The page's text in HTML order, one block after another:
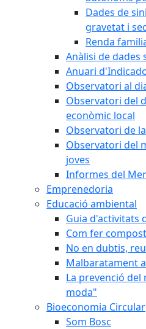
Dades de
gravetat i
Renda
Anàlisi de dades
Anuari
Observatori al
Observatori del
econòmic local
Observatori de
Observatori del
joves
Informes del
Emprenedoria
Educació ambiental
Guia d'activitats
Com fer
No en dubtis,
Malbaratament
La prevenció del
moda"
Bioeconomia Circular
Som Bosc